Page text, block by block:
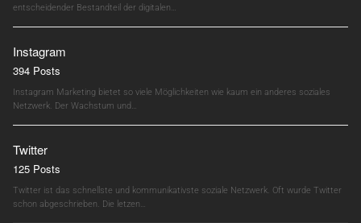
entscheidender Bestandteil der digitalen…
Instagram
394 Posts
Instagram Marketing bietet so viele Möglichkeiten wie kaum ein anderes soziales
Netzwerk. Der Wachstum und…
Twitter
125 Posts
Twitter ist das schnellste und kommunikativste soziale Netzwerk. Oft wurde Twitter
schon abgeschrieben. Die letzen…